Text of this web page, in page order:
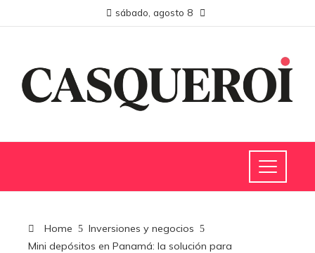
sábado, agosto 8
Home
Inversiones y negocios
Mini depósitos en Panamá: la solución para